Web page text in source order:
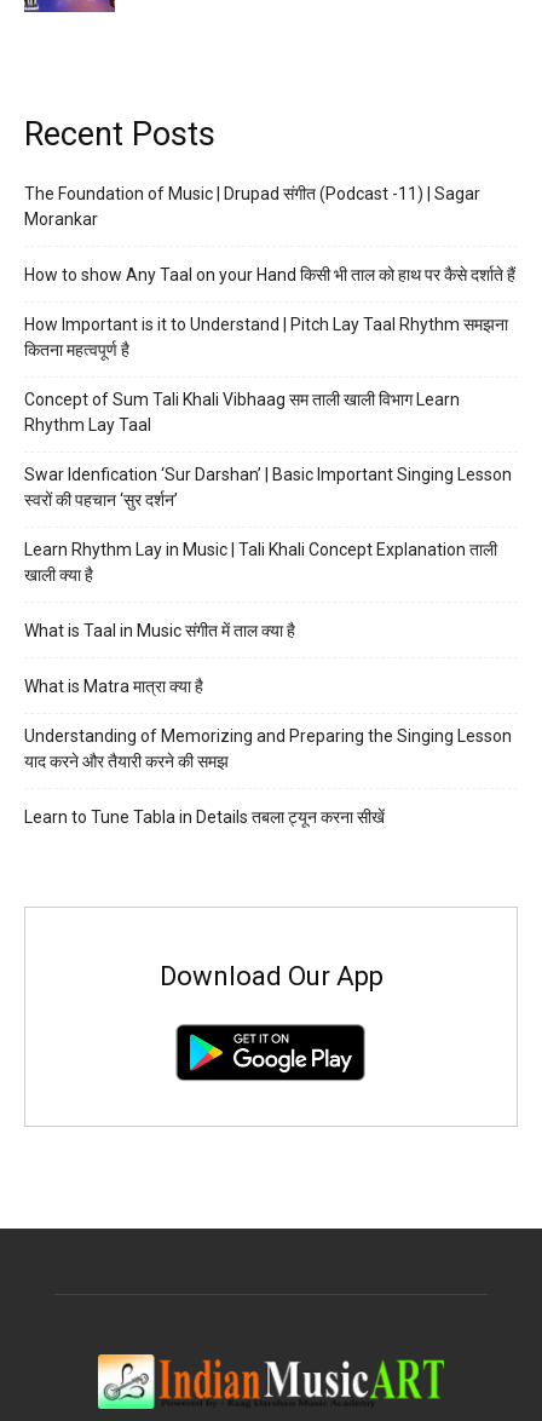
Recent Posts
The Foundation of Music | Drupad संगीत (Podcast -11) | Sagar
Morankar
How to show Any Taal on your Hand किसी भी ताल को हाथ पर कैसे दर्शाते हैं
How Important is it to Understand | Pitch Lay Taal Rhythm समझना
कितना महत्वपूर्ण है
Concept of Sum Tali Khali Vibhaag सम ताली खाली विभाग Learn
Rhythm Lay Taal
Swar Idenfication ‘Sur Darshan’ | Basic Important Singing Lesson
स्वरों की पहचान ‘सुर दर्शन’
Learn Rhythm Lay in Music | Tali Khali Concept Explanation ताली
खाली क्या है
What is Taal in Music संगीत में ताल क्या है
What is Matra मात्रा क्या है
Understanding of Memorizing and Preparing the Singing Lesson
याद करने और तैयारी करने की समझ
Learn to Tune Tabla in Details तबला ट्यून करना सीखें
Download Our App